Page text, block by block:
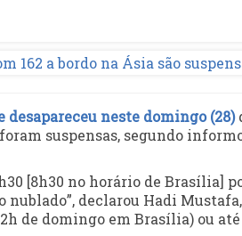
neste domingo (28)
foram suspensas, segundo
[8h30 no horário de Brasília]
nublado”, declarou Hadi
de domingo em Brasília) ou